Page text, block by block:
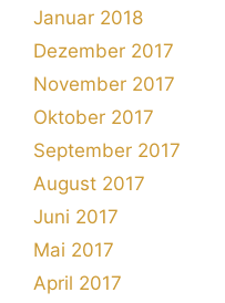
Januar 2018
Dezember 2017
November 2017
Oktober 2017
September 2017
August 2017
Juni 2017
Mai 2017
April 2017